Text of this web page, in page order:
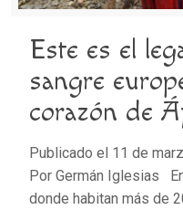
Este es el
sangre
corazón de
Publicado el 11 de
Por Germán Iglesias
donde habitan más de